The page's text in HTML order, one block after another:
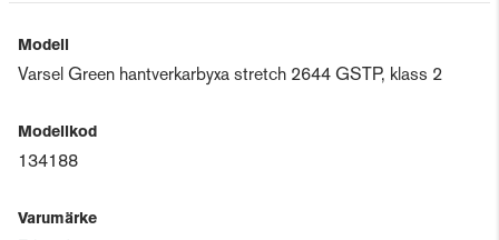
Modell
Varsel Green hantverkarbyxa stretch 2644 GSTP, klass 2
Modellkod
134188
Varumärke